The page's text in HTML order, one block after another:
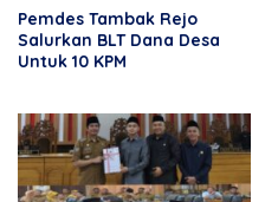
Pemdes Tambak Rejo
Salurkan BLT Dana Desa
Untuk 10 KPM